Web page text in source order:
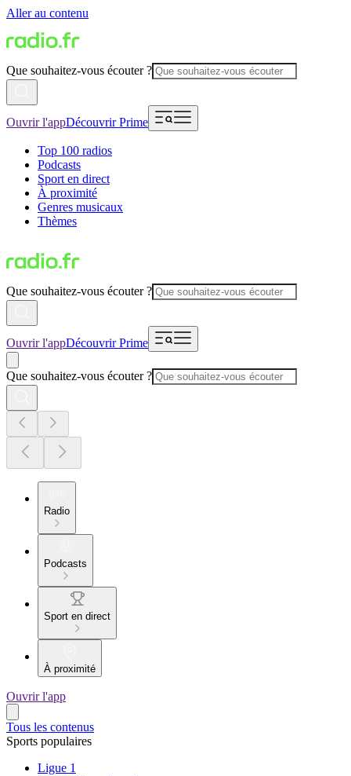
Aller au contenu
Que souhaitez-vous écouter ?
Ouvrir l'appDécouvrir Prime
Top 100 radios
Podcasts
Sport en direct
À proximité
Genres musicaux
Thèmes
Que souhaitez-vous écouter ?
Ouvrir l'appDécouvrir Prime
Que souhaitez-vous écouter ?
Radio
Podcasts
Sport en direct
À proximité
Ouvrir l'app
Tous les contenus
Sports populaires
Ligue 1